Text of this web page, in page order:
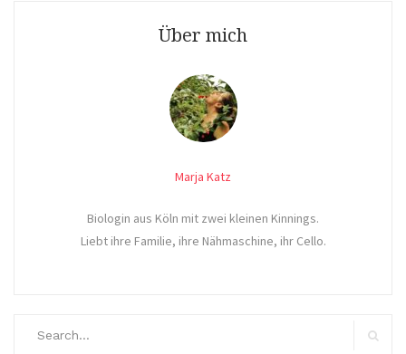
Über mich
Marja Katz
Biologin aus Köln mit zwei kleinen Kinnings.
Liebt ihre Familie, ihre Nähmaschine, ihr Cello.